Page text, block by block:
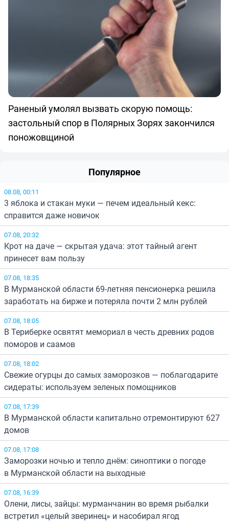
Раненый умолял вызвать скорую помощь:
застольный спор в Полярных Зорях закончился
поножовщиной
Популярное
08.08, 00:11
3 яблока и стакан муки — печем идеальный кекс:
справится даже новичок
07.08, 20:32
Крот на даче — скрытая удача: этот тайный агент
принесет вам пользу
07.08, 18:35
В Мурманской области 69-летняя пенсионерка решила
заработать на бирже и потеряла почти 2 млн рублей
07.08, 18:05
В Териберке освятят мемориал в честь древних родов
поморов и саамов
07.08, 18:02
Свежие огурцы до самых заморозков — поблагодарите
сидераты: используем зеленых помощников
07.08, 17:39
В Мурманской области капитально отремонтируют 627
домов
07.08, 17:08
Заморозки ночью и тепло днём: синоптики о погоде
в Мурманской области на выходные
07.08, 16:39
Олени, лисы, зайцы: мурманчанин во время рыбалки
встретил «целый зверинец» и насобирал ягод